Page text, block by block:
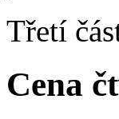
Třetí
Cena